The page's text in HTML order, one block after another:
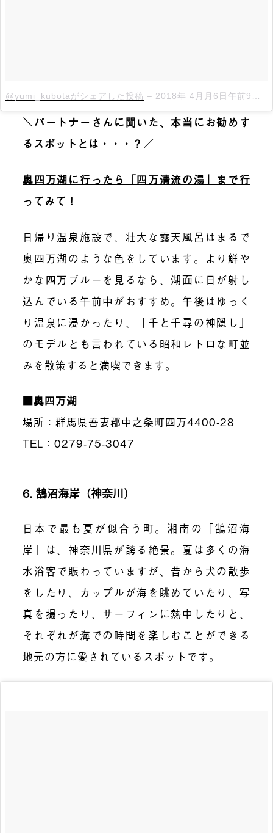
@yumi_kubotaがシェアした投稿 – 2018年 4月月6日午前9時21分PDT
＼パートナーさんに聞いた、本当にお勧めす
るスポットとは・・・？／
奥四万湖に行ったら「四万清流の湯」まで行
ってみて！
日帰り温泉施設で、壮大な露天風呂はまるで
奥四万湖のような色をしています。より鮮や
かな四万ブルーを見るなら、湖面に日が射し
込んでいる午前中がおすすめ。午後はゆっく
り温泉に浸かったり、「千と千尋の神隠し」
のモデルとも言われている昭和レトロな町並
みを散策すると満喫できます。
■奥四万湖
場所：群馬県吾妻郡中之条町四万4400-28
TEL：0279-75-3047
6. 鵠沼海岸（神奈川）
日本で最も夏が似合う町。湘南の「鵠沼海
岸」は、神奈川県が誇る絶景。夏は多くの海
水浴客で賑わっていますが、昔から犬の散歩
をしたり、カップルが海を眺めていたり、写
真を撮ったり、サーフィンに熱中したりと、
それぞれが海での時間を楽しむことができる
地元の方に愛されているスポットです。